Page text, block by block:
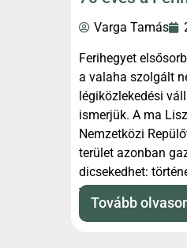
Varga Tamás
Ferihegyet
a valaha szolgált
légiközlekedési
ismerjük. A ma
Nemzetközi
terület azonban
dicsekedhet:
végéig
Tovább